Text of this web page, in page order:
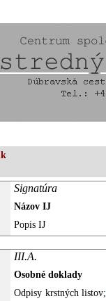
Signatúra
Názov IJ
Popis IJ
III.A.
Osobné doklady
Odpisy krstných listov;